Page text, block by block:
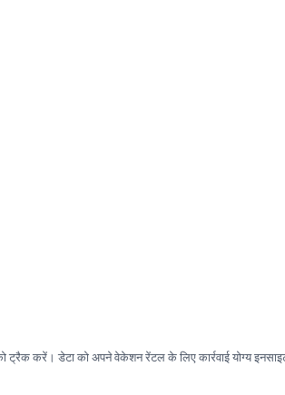
को ट्रैक करें। डेटा को अपने वेकेशन रेंटल के लिए कार्रवाई योग्य